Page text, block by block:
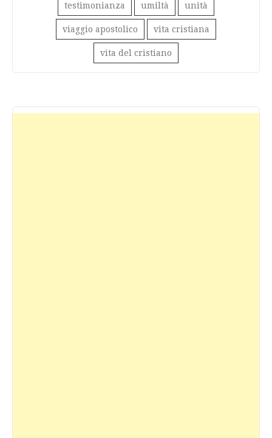
testimonianza umiltà unità
viaggio apostolico vita cristiana
vita del cristiano